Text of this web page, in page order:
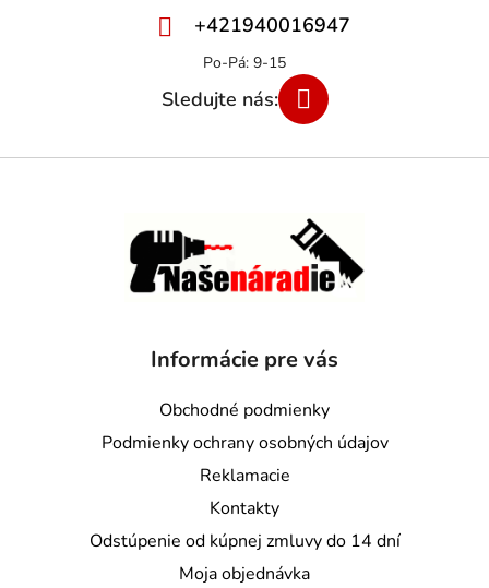
+421940016947
Informácie pre vás
Obchodné podmienky
Podmienky ochrany osobných údajov
Reklamacie
Kontakty
Odstúpenie od kúpnej zmluvy do 14 dní
Moja objednávka